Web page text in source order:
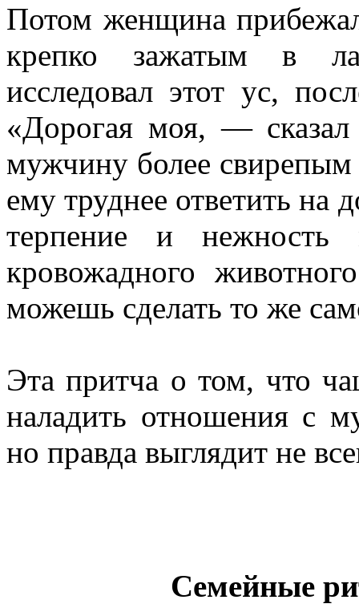
Потом женщина
крепко зажа­тым в
исследовал этот ус,
«Дорогая моя, —
мужчину более
ему труднее ответить на
терпение и
кровожадного
можешь сделать то же
Эта притча о том, что
наладить отношения с
но правда выглядит не
Семейные